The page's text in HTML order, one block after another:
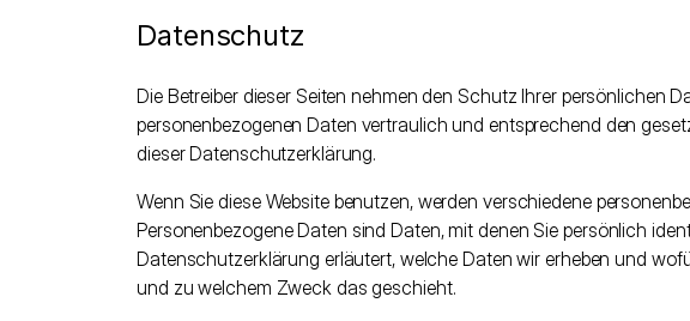
Datenschutz
Die Betreiber dieser Seiten nehmen den Schutz Ihrer persönlichen
personenbezogenen Daten vertraulich und entsprechend den
dieser Datenschutzerklärung.
Wenn Sie diese Website benutzen, werden verschiedene
Personenbezogene Daten sind Daten, mit denen Sie persönlich
Datenschutzerklärung erläutert, welche Daten wir erheben und
und zu welchem Zweck das geschieht.